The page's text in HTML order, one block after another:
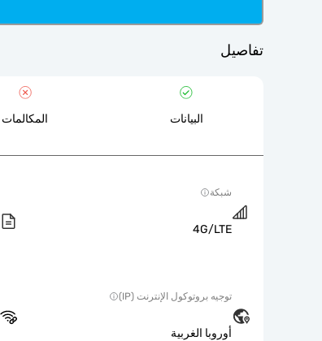
تفاصيل
البيانات المكالمات
شبكة
4G/LTE
توجيه بروتوكول الإنترنت (IP)
أوروبا الغربية